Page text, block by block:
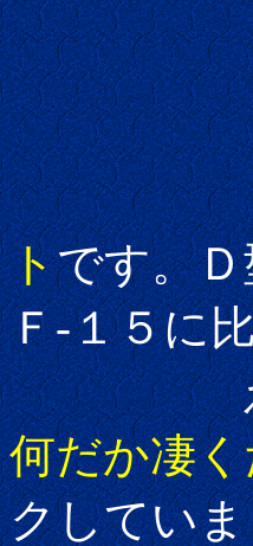
その
トです。
Ｆ-１５に
えます
何だか凄
クしてい